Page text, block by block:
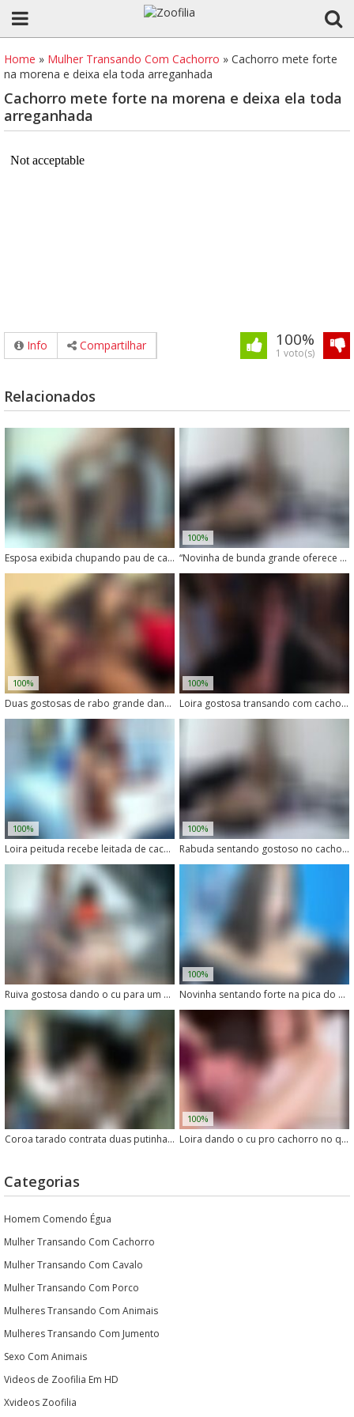
Home » Mulher Transando Com Cachorro » Cachorro mete forte
na morena e deixa ela toda arreganhada
Cachorro mete forte na morena e deixa ela toda
arreganhada
Info Compartilhar 100%
1 voto(s)
Relacionados
Esposa exibida chupando pau de cachorro enquanto é filmada
100%
“Novinha de bunda grande oferece a buceta para o cachorro lamber”
100%
Duas gostosas de rabo grande dando pra um cachorro no meio do sexo
100%
Loira gostosa transando com cachorro golden de quatro
100%
Loira peituda recebe leitada de cachorro na buceta
100%
Rabuda sentando gostoso no cachorro marrom
Ruiva gostosa dando o cu para um cachorro
100%
Novinha sentando forte na pica do cachorro no vídeo vazado
Coroa tarado contrata duas putinhas para transar com seu cachorro
100%
Loira dando o cu pro cachorro no quintal
Categorias
Homem Comendo Égua
Mulher Transando Com Cachorro
Mulher Transando Com Cavalo
Mulher Transando Com Porco
Mulheres Transando Com Animais
Mulheres Transando Com Jumento
Sexo Com Animais
Videos de Zoofilia Em HD
Xvideos Zoofilia